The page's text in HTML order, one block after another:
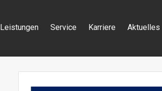
Leistungen Service Karriere Aktuelles
Suchen